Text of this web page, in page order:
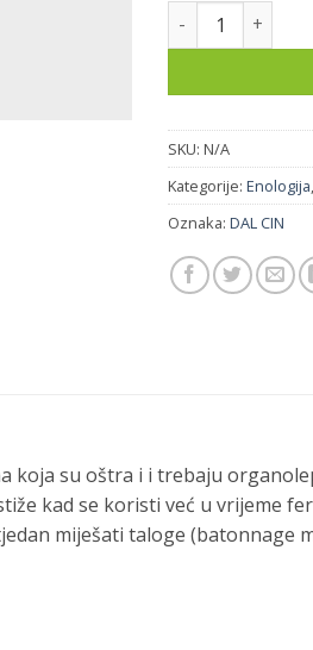
HARMONY FULL
SKU: N/A
Kategorije: Enologija,
Oznaka: DAL CIN
koja su oštra i i trebaju
kad se koristi već u vrijeme
miješati taloge (batonnage